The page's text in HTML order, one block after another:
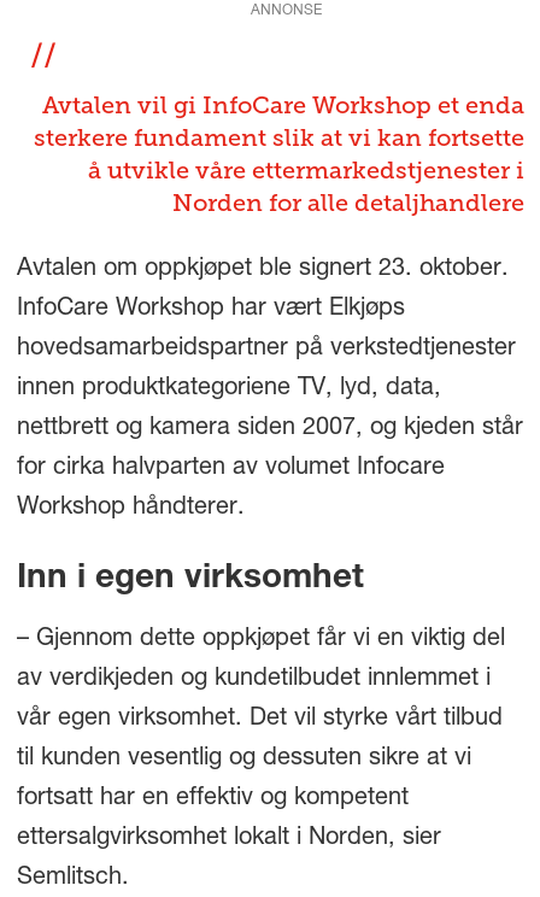
ANNONSE
Avtalen vil gi InfoCare Workshop et enda
sterkere fundament slik at vi kan fortsette
å utvikle våre ettermarkedstjenester i
Norden for alle detaljhandlere
Avtalen om oppkjøpet ble signert 23. oktober.
InfoCare Workshop har vært Elkjøps
hovedsamarbeidspartner på verkstedtjenester
innen produktkategoriene TV, lyd, data,
nettbrett og kamera siden 2007, og kjeden står
for cirka halvparten av volumet Infocare
Workshop håndterer.
Inn i egen virksomhet
– Gjennom dette oppkjøpet får vi en viktig del
av verdikjeden og kundetilbudet innlemmet i
vår egen virksomhet. Det vil styrke vårt tilbud
til kunden vesentlig og dessuten sikre at vi
fortsatt har en effektiv og kompetent
ettersalgvirksomhet lokalt i Norden, sier
Semlitsch.